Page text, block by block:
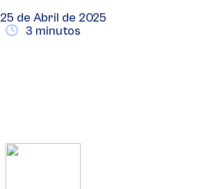
25 de Abril de 2025
3 minutos